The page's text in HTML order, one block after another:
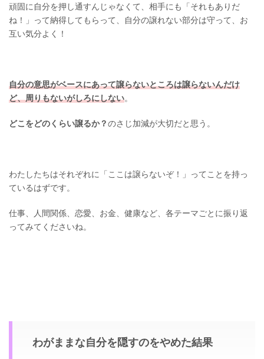
頑固に自分を押し通すんじゃなくて、相手にも「それもありだ
ね！」って納得してもらって、自分の譲れない部分は守って、お
互い気分よく！
自分の意思がベースにあって譲らないところは譲らないんだけ
ど、周りもないがしろにしない。
どこをどのくらい譲るか？のさじ加減が大切だと思う。
わたしたちはそれぞれに「ここは譲らないぞ！」ってことを持っ
ているはずです。
仕事、人間関係、恋愛、お金、健康など、各テーマごとに振り返
ってみてくださいね。
わがままな自分を隠すのをやめた結果